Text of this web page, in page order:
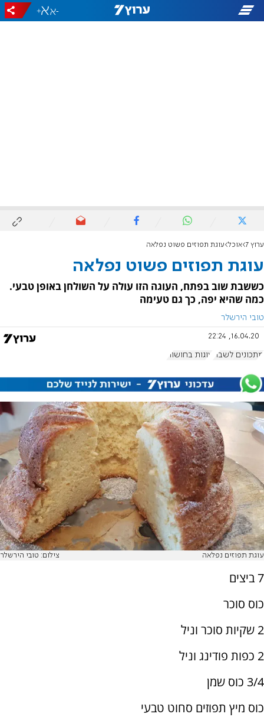
-
+
ערוץ 7 אוכל עוגת תפוזים פשוט נפלאה
עוגת תפוזים פשוט נפלאה
כששבת שוב בפתח, העוגה הזו עולה על השולחן באופן טבעי.
כמה שהיא יפה, כך גם טעימה
טובי הירשלר
16.04.20, 22:24
מתכונים לשבת עוגות בחושות
עוגת תפוזים נפלאה צילום: טובי הירשלר
7 ביצים
כוס סוכר
2 שקיות סוכר וניל
2 כפות פודינג וניל
3/4 כוס שמן
כוס מיץ תפוזים סחוט טבעי